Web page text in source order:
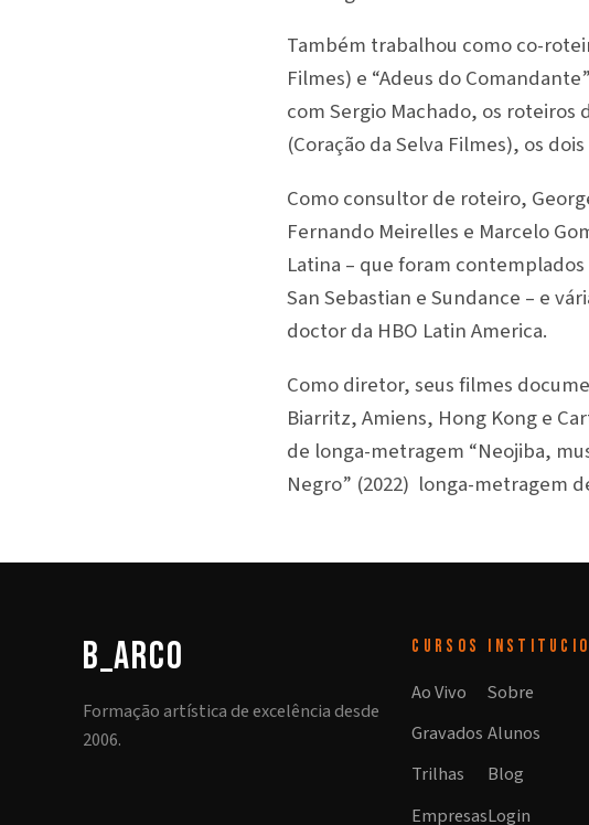
Também trabalhou como co-
Filmes) e “Adeus do
com Sergio Machado, os roteiros
(Coração da Selva Filmes), os
Como consultor de roteiro,
Fernando Meirelles e Marcelo
Latina – que foram
San Sebastian e Sundance – e
doctor da HBO Latin America.
Como diretor, seus filmes
Biarritz, Amiens, Hong Kong e
de longa-metragem “Neojiba,
Negro” (2022) longa-metragem
b_arco
Formação artística de excelência desde
2006.
CURSOS
Ao Vivo
Gravados
Trilhas
Empresas
Sobre
Alunos
Blog
Login